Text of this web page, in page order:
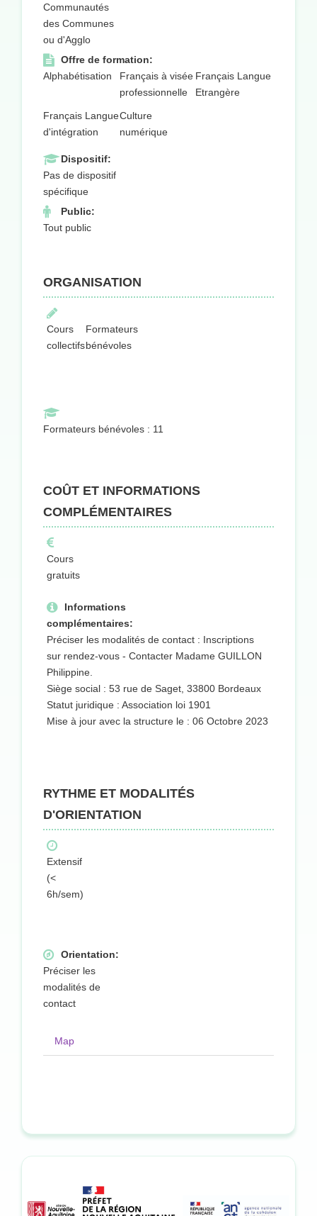
Communautés
des Communes
ou d'Agglo
Offre de formation:
Alphabétisation
Français à visée
professionnelle
Français Langue
Etrangère
Français Langue
d'intégration
Culture
numérique
Dispositif:
Pas de dispositif
spécifique
Public:
Tout public
ORGANISATION
Cours
collectifs
Formateurs
bénévoles
Formateurs bénévoles : 11
COÛT ET INFORMATIONS
COMPLÉMENTAIRES
Cours
gratuits
Informations
complémentaires:
Préciser les modalités de contact : Inscriptions
sur rendez-vous - Contacter Madame GUILLON
Philippine.
Siège social : 53 rue de Saget, 33800 Bordeaux
Statut juridique : Association loi 1901
Mise à jour avec la structure le : 06 Octobre 2023
RYTHME ET MODALITÉS
D'ORIENTATION
Extensif
(<
6h/sem)
Orientation:
Préciser les
modalités de
contact
Map